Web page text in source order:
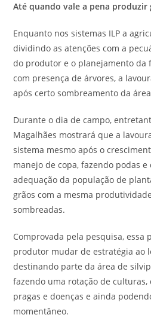
Até quando vale a pena produzir
Enquanto nos sistemas ILP a
dividindo as atenções com a
do produtor e o planejamento da
com presença de árvores, a
após certo sombreamento da
Durante o dia de campo,
Magalhães mostrará que a
sistema mesmo após o
manejo de copa, fazendo podas e
adequação da população de
grãos com a mesma
sombreadas.
Comprovada pela pesquisa,
produtor mudar de estratégia ao
destinando parte da área de
fazendo uma rotação de
pragas e doenças e ainda
momentâneo.